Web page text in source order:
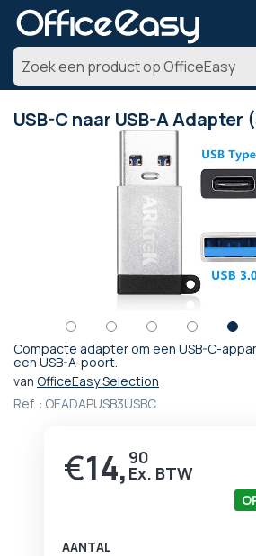
USB-C naar USB-A Adapter
Compacte adapter om een USB-C-
een USB-A-poort.
van OfficeEasy Selection
Ref. : OEADAPUSB3USBC
€14, 90
AANTAL
Ga
naar
begin
afbeeldingen-